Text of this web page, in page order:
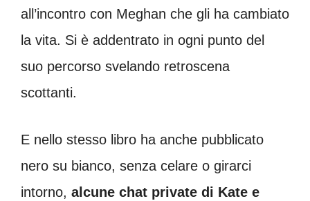
all’incontro con Meghan che gli ha cambiato
la vita. Si è addentrato in ogni punto del
suo percorso svelando retroscena
scottanti.
E nello stesso libro ha anche pubblicato
nero su bianco, senza celare o girarci
intorno, alcune chat private di Kate e